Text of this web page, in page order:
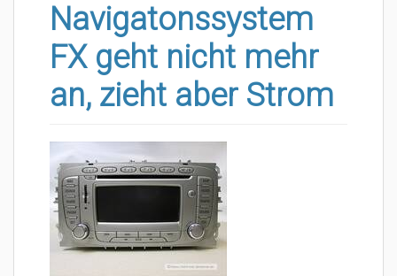
Navigatonssystem
FX geht nicht mehr
an, zieht aber Strom